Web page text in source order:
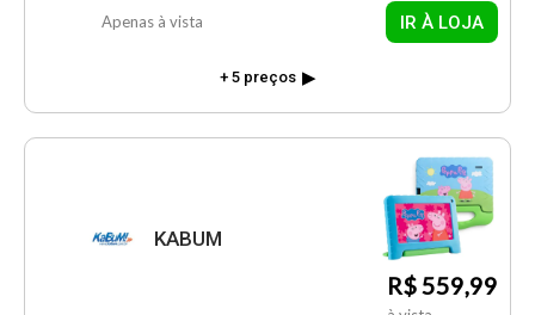
Apenas à vista
IR À LOJA
+ 5 preços
KABUM
R$ 559,99